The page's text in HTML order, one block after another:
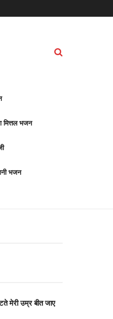
मित्तल भजन
भजन
मेरी उम्र बीत जाए